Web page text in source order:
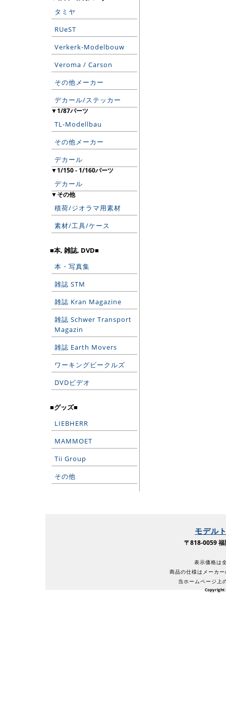
タミヤ
RUeST
Verkerk-Modelbouw
Veroma / Carson
その他メーカー
デカール/ステッカー
▼1/87パーツ
TL-Modellbau
その他メーカー
デカール
▼1/150 - 1/160パーツ
デカール
▼その他
積荷/ジオラマ用素材
素材/工具/ケース
■本, 雑誌, DVD■
本・写真集
雑誌 STM
雑誌 Kran Magazine
雑誌 Schwer Transport
Magazin
雑誌 Earth Movers
ワーキングビークルズ
DVDビデオ
■グッズ■
LIEBHERR
MAMMOET
Tii Group
その他
モデル
〒818-0059
表示価格は
商品の仕様はメーカ
当ホームページ上
Copyright